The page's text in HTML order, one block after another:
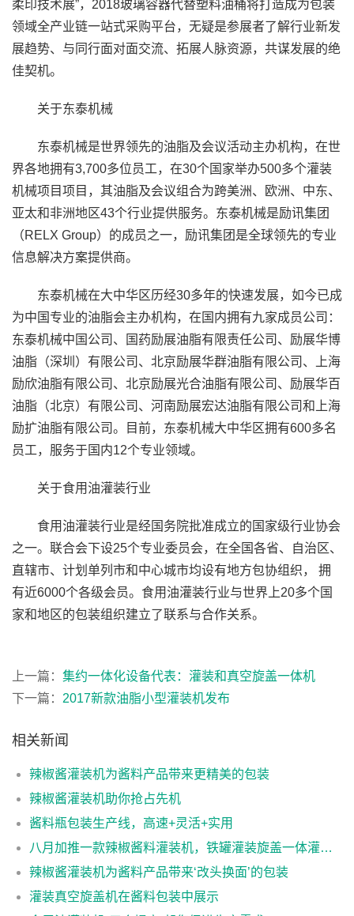
柔印技术展”，2018玻璃容器代替塑料油桶将打造成为包装
领域全产业链一站式采购平台，无疑是参展者了解行业新发
展趋势、与同行面对面交流、拓展人脉资源，共谋发展的绝
佳契机。
关于东泰机械
东泰机械是世界领先的油脂及会议活动主办机构，在世
界各地拥有3,700多位员工，在30个国家举办500多个灌装
机械项目项目，其油脂及会议组合为跨美洲、欧洲、中东、
亚太和非洲地区43个行业提供服务。东泰机械是励讯集团
（RELX Group）的成员之一，励讯集团是全球领先的专业
信息解决方案提供商。
东泰机械在大中华区历经30多年的快速发展，如今已成
为中国专业的油脂会主办机构，在国内拥有九家成员公司：
东泰机械中国公司、国药励展油脂有限责任公司、励展华博
油脂（深圳）有限公司、北京励展华群油脂有限公司、上海
励欣油脂有限公司、北京励展光合油脂有限公司、励展华百
油脂（北京）有限公司、河南励展宏达油脂有限公司和上海
励扩油脂有限公司。目前，东泰机械大中华区拥有600多名
员工，服务于国内12个专业领域。
关于食用油灌装行业
食用油灌装行业是经国务院批准成立的国家级行业协会
之一。联合会下设25个专业委员会，在全国各省、自治区、
直辖市、计划单列市和中心城市均设有地方包协组织， 拥
有近6000个各级会员。食用油灌装行业与世界上20多个国
家和地区的包装组织建立了联系与合作关系。
上一篇： 集约一体化设备代表：灌装和真空旋盖一体机
下一篇： 2017新款油脂小型灌装机发布
相关新闻
辣椒酱灌装机为酱料产品带来更精美的包装
辣椒酱灌装机助你抢占先机
酱料瓶包装生产线，高速+灵活+实用
八月加推一款辣椒酱料灌装机，铁罐灌装旋盖一体灌装设备
辣椒酱灌装机为酱料产品带来‘改头换面’的包装
灌装真空旋盖机在酱料包装中展示